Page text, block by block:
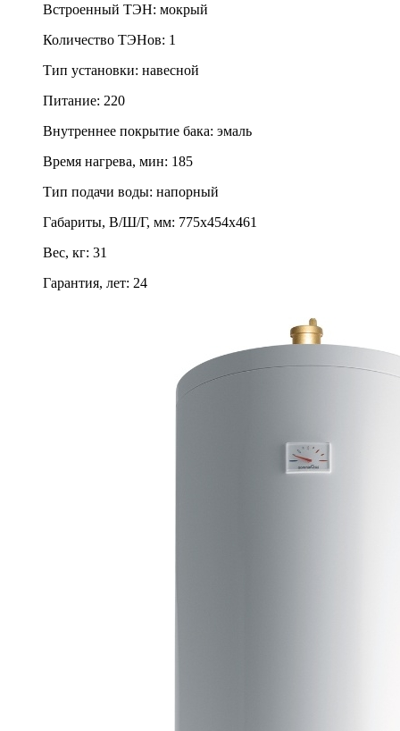
Встроенный ТЭН: мокрый
Количество ТЭНов: 1
Тип установки: навесной
Питание: 220
Внутреннее покрытие бака: эмаль
Время нагрева, мин: 185
Тип подачи воды: напорный
Габариты, В/Ш/Г, мм: 775х454х461
Вес, кг: 31
Гарантия, лет: 24